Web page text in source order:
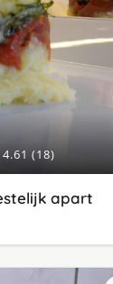
4.61 (18)
apart